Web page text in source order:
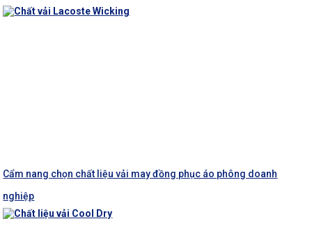
Cẩm nang chọn chất liệu vải may đồng phục áo phông doanh
nghiệp